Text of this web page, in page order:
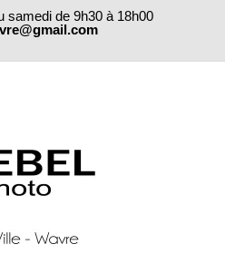
samedi de 9h30 à 18h00